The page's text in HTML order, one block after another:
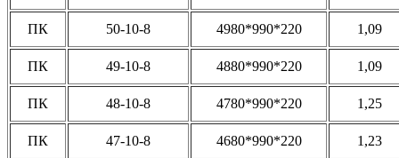
ПК 50-10-8 4980*990*220 1,09
ПК 49-10-8 4880*990*220 1,09
ПК 48-10-8 4780*990*220 1,25
ПК 47-10-8 4680*990*220 1,23